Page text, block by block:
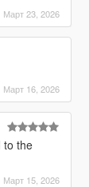
Март 23, 2026
Март 16, 2026
to the
Март 15, 2026